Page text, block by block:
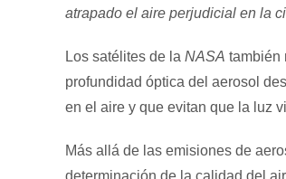
atrapado el aire perjudicial en la
Los satélites de la NASA también
profundidad óptica del aerosol
en el aire y que evitan que la luz
Más allá de las emisiones de
determinación de la calidad del